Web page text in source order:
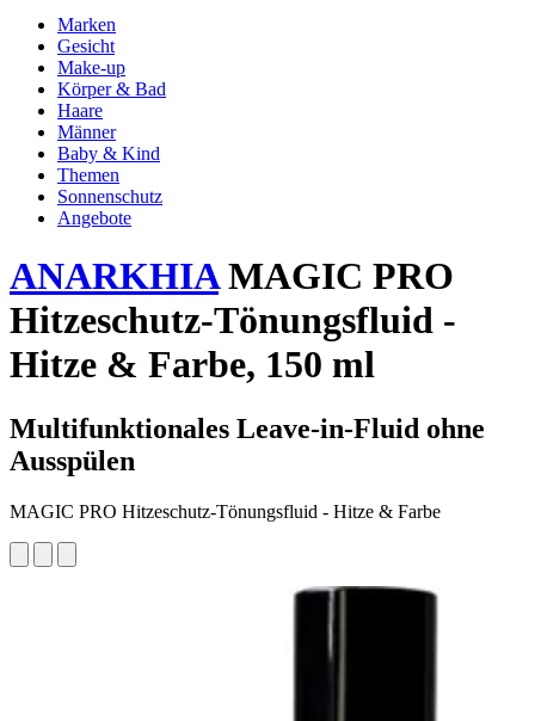
Marken
Gesicht
Make-up
Körper & Bad
Haare
Männer
Baby & Kind
Themen
Sonnenschutz
Angebote
ANARKHIAMAGIC PRO
Hitzeschutz-Tönungsfluid -
Hitze & Farbe, 150 ml
Multifunktionales Leave-in-Fluid ohne
Ausspülen
MAGIC PRO Hitzeschutz-Tönungsfluid - Hitze & Farbe